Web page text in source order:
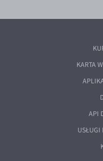
KARTA
API
USŁUGI